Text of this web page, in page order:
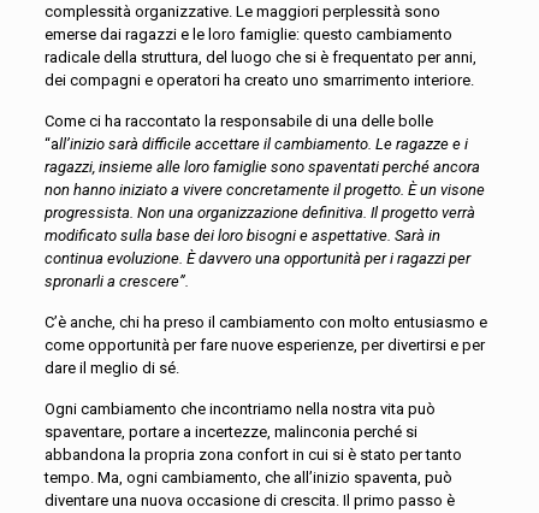
complessità organizzative. Le maggiori perplessità sono
emerse dai ragazzi e le loro famiglie: questo cambiamento
radicale della struttura, del luogo che si è frequentato per anni,
dei compagni e operatori ha creato uno smarrimento interiore.
Come ci ha raccontato la responsabile di una delle bolle
“all’inizio sarà difficile accettare il cambiamento. Le ragazze e i
ragazzi, insieme alle loro famiglie sono spaventati perché ancora
non hanno iniziato a vivere concretamente il progetto. È un visone
progressista. Non una organizzazione definitiva. Il progetto verrà
modificato sulla base dei loro bisogni e aspettative. Sarà in
continua evoluzione. È davvero una opportunità per i ragazzi per
spronarli a crescere”.
C’è anche, chi ha preso il cambiamento con molto entusiasmo e
come opportunità per fare nuove esperienze, per divertirsi e per
dare il meglio di sé.
Ogni cambiamento che incontriamo nella nostra vita può
spaventare, portare a incertezze, malinconia perché si
abbandona la propria zona confort in cui si è stato per tanto
tempo. Ma, ogni cambiamento, che all’inizio spaventa, può
diventare una nuova occasione di crescita. Il primo passo è